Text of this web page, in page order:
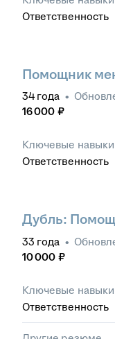
Ответственность
Помощник
34 года •
16 000 ₽
Ключевые навыки
Ответственность
Дубль:
33 года •
10 000 ₽
Ключевые навыки
Ответственность